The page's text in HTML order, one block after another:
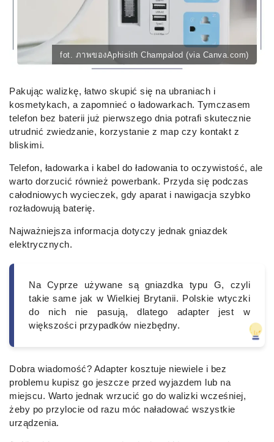
fot. ภาพของAphisith Champalod (via Canva.com)
Pakując walizkę, łatwo skupić się na ubraniach i
kosmetykach, a zapomnieć o ładowarkach. Tymczasem
telefon bez baterii już pierwszego dnia potrafi skutecznie
utrudnić zwiedzanie, korzystanie z map czy kontakt z
bliskimi.
Telefon, ładowarka i kabel do ładowania to oczywistość, ale
warto dorzucić również powerbank. Przyda się podczas
całodniowych wycieczek, gdy aparat i nawigacja szybko
rozładowują baterię.
Najważniejsza informacja dotyczy jednak gniazdek
elektrycznych.
Na Cyprze używane są gniazdka typu G, czyli
takie same jak w Wielkiej Brytanii. Polskie wtyczki
do nich nie pasują, dlatego adapter jest w
większości przypadków niezbędny.
Dobra wiadomość? Adapter kosztuje niewiele i bez
problemu kupisz go jeszcze przed wyjazdem lub na
miejscu. Warto jednak wrzucić go do walizki wcześniej,
żeby po przylocie od razu móc naładować wszystkie
urządzenia.